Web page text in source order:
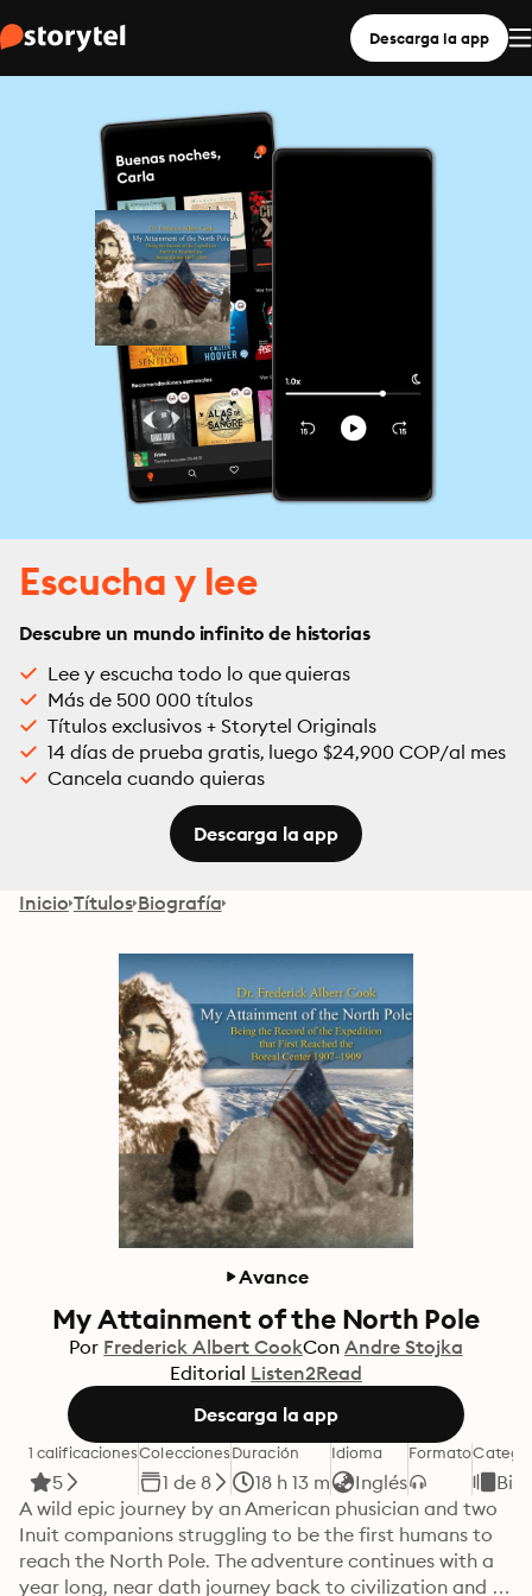
Descarga la app
Escucha y lee
Descubre un mundo infinito de historias
Lee y escucha todo lo que quieras
Más de 500 000 títulos
Títulos exclusivos + Storytel Originals
14 días de prueba gratis, luego $24,900 COP/al mes
Cancela cuando quieras
Descarga la app
Inicio Títulos Biografía
Avance
My Attainment of the North Pole
Por Frederick Albert CookCon Andre Stojka
Editorial Listen2Read
Descarga la app
1 calificaciones
5
Colecciones
1 de 8
Duración
18 h 13 m
Idioma
Inglés
Formato
A wild epic journey by an American phusician and two
Inuit companions struggling to be the first humans to
reach the North Pole. The adventure continues with a
year long, near dath journey back to civilization and